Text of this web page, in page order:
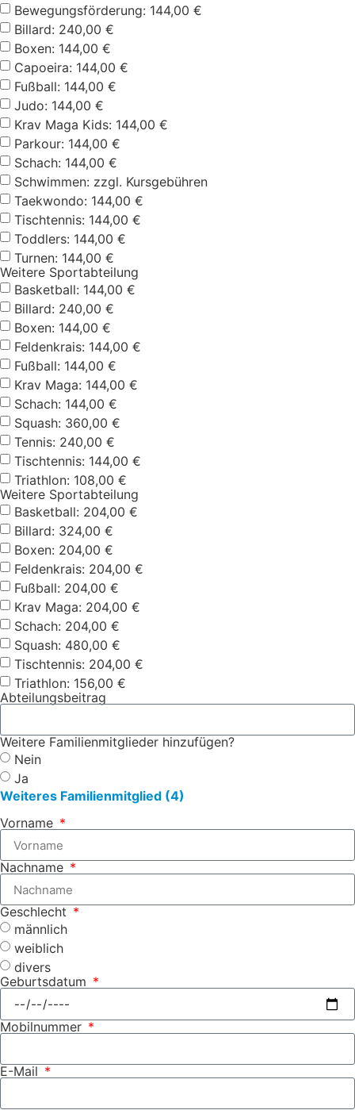
Bewegungsförderung: 144,00 €
Billard: 240,00 €
Boxen: 144,00 €
Capoeira: 144,00 €
Fußball: 144,00 €
Judo: 144,00 €
Krav Maga Kids: 144,00 €
Parkour: 144,00 €
Schach: 144,00 €
Schwimmen: zzgl. Kursgebühren
Taekwondo: 144,00 €
Tischtennis: 144,00 €
Toddlers: 144,00 €
Turnen: 144,00 €
Weitere Sportabteilung
Basketball: 144,00 €
Billard: 240,00 €
Boxen: 144,00 €
Feldenkrais: 144,00 €
Fußball: 144,00 €
Krav Maga: 144,00 €
Schach: 144,00 €
Squash: 360,00 €
Tennis: 240,00 €
Tischtennis: 144,00 €
Triathlon: 108,00 €
Weitere Sportabteilung
Basketball: 204,00 €
Billard: 324,00 €
Boxen: 204,00 €
Feldenkrais: 204,00 €
Fußball: 204,00 €
Krav Maga: 204,00 €
Schach: 204,00 €
Squash: 480,00 €
Tischtennis: 204,00 €
Triathlon: 156,00 €
Abteilungsbeitrag
Weitere Familienmitglieder hinzufügen?
Nein
Ja
Weiteres Familienmitglied (4)
Vorname
Nachname
Geschlecht
männlich
weiblich
divers
Geburtsdatum
Mobilnummer
E-Mail